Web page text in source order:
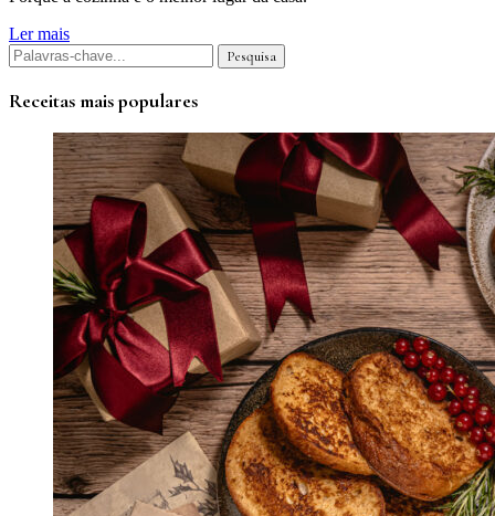
Ler mais
Receitas mais populares